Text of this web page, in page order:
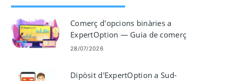
Comerç d'opcions binàries a
ExpertOption — Guia de comerç
pas a pas
28/07/2026
Dipòsit d'ExpertOption a Sud-